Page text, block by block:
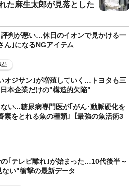
た麻生太郎が見落とした
評判が悪い…休日のイオンで見かける一
ん｣になるNGアイテム
益
オジサン｣が増殖していく…トヨタも三
本企業だけの"構造的欠陥"
い...糖尿病専門医が｢がん･動脈硬化を
素をとれる魚の種類｣【最強の魚活術3
｢テレビ離れ｣が始まった…10代後半～
い"衝撃の最新データ